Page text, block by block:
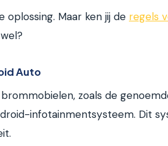
oplossing. Maar ken jij de regels
Auto
zoals de
infotainmentsysteem. Dit